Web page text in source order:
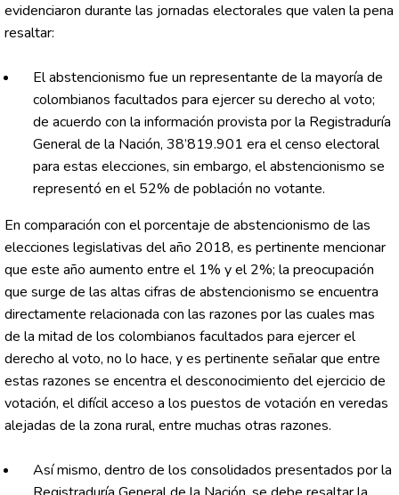
evidenciaron durante las jornadas electorales que valen la pena
resaltar:
El abstencionismo fue un representante de la mayoría de
colombianos facultados para ejercer su derecho al voto;
de acuerdo con la información provista por la Registraduría
General de la Nación, 38’819.901 era el censo electoral
para estas elecciones, sin embargo, el abstencionismo se
representó en el 52% de población no votante.
En comparación con el porcentaje de abstencionismo de las
elecciones legislativas del año 2018, es pertinente mencionar
que este año aumento entre el 1% y el 2%; la preocupación
que surge de las altas cifras de abstencionismo se encuentra
directamente relacionada con las razones por las cuales mas
de la mitad de los colombianos facultados para ejercer el
derecho al voto, no lo hace, y es pertinente señalar que entre
estas razones se encentra el desconocimiento del ejercicio de
votación, el difícil acceso a los puestos de votación en veredas
alejadas de la zona rural, entre muchas otras razones.
Así mismo, dentro de los consolidados presentados por la